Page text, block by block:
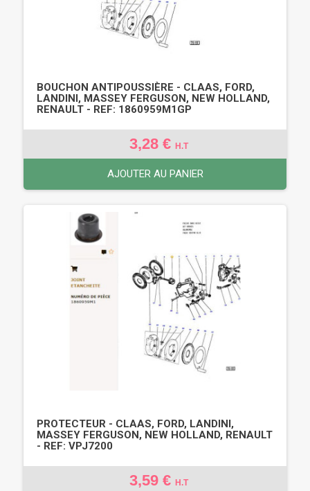
BOUCHON ANTIPOUSSIÈRE - CLAAS, FORD,
LANDINI, MASSEY FERGUSON, NEW HOLLAND,
RENAULT - REF: 1860959M1GP
3,28 € H.T
AJOUTER AU PANIER
PROTECTEUR - CLAAS, FORD, LANDINI,
MASSEY FERGUSON, NEW HOLLAND, RENAULT
- REF: VPJ7200
3,59 € H.T